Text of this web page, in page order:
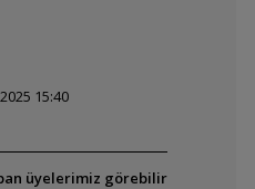
15:40
üyelerimiz görebilir